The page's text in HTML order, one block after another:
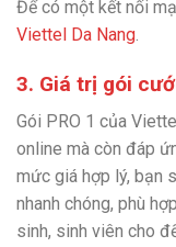
Để có một kết nối
Viettel Da Nang.
3. Giá trị gói
Gói PRO 1 của
online mà còn đáp
mức giá hợp lý, bạn
nhanh chóng, phù
sinh, sinh viên cho